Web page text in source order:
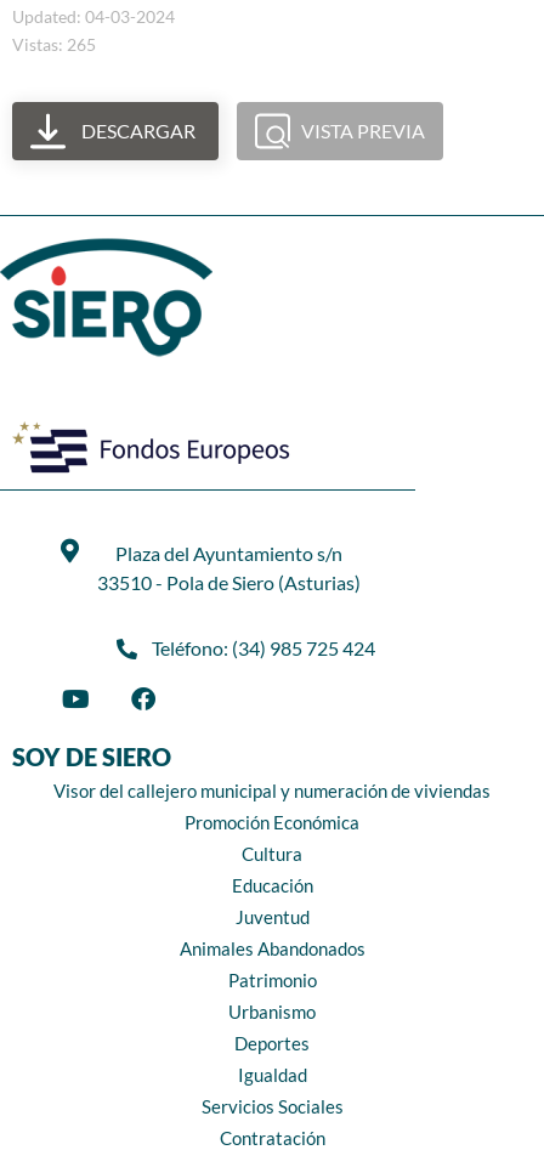
Updated: 04-03-2024
Vistas: 265
DESCARGAR VISTA PREVIA
Plaza del Ayuntamiento s/n
33510 - Pola de Siero (Asturias)
Teléfono: (34) 985 725 424
SOY DE SIERO
Visor del callejero municipal y numeración de viviendas
Promoción Económica
Cultura
Educación
Juventud
Animales Abandonados
Patrimonio
Urbanismo
Deportes
Igualdad
Servicios Sociales
Contratación